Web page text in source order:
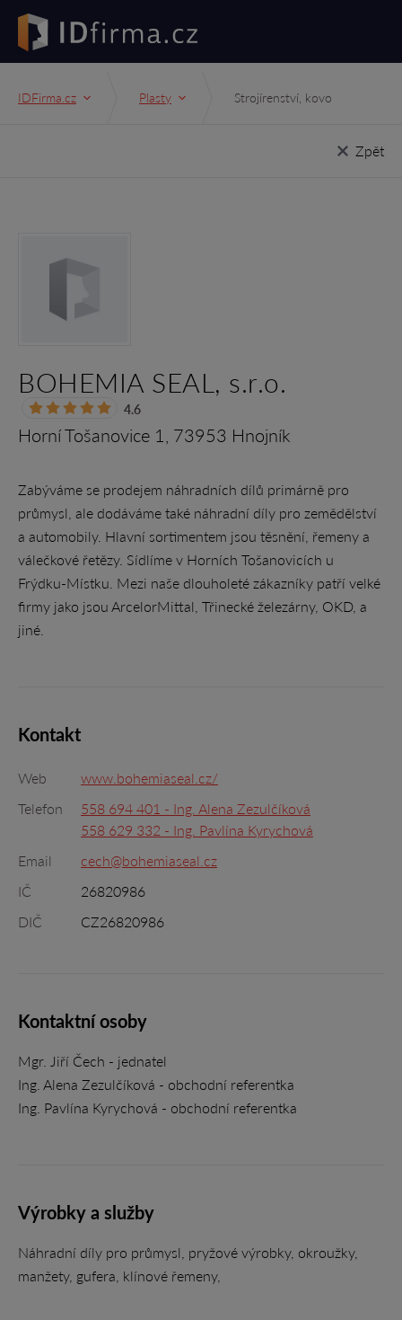
IDFirma.cz Plasty Strojírenství, kovo
Zpět
BOHEMIA SEAL, s.r.o.
4.6
Horní Tošanovice 1, 73953 Hnojník
Zabýváme se prodejem náhradních dílů primárně pro
průmysl, ale dodáváme také náhradní díly pro zemědělství
a automobily. Hlavní sortimentem jsou těsnění, řemeny a
válečkové řetězy. Sídlíme v Horních Tošanovicích u
Frýdku-Místku. Mezi naše dlouholeté zákazníky patří velké
firmy jako jsou ArcelorMittal, Třinecké železárny, OKD, a
jiné.
Kontakt
Web
www.bohemiaseal.cz/
Telefon
558 694 401 - Ing. Alena Zezulčíková
558 629 332 - Ing. Pavlína Kyrychová
Email
cech@bohemiaseal.cz
IČ
26820986
DIČ
CZ26820986
Kontaktní osoby
Mgr. Jiří Čech - jednatel
Ing. Alena Zezulčíková - obchodní referentka
Ing. Pavlína Kyrychová - obchodní referentka
Výrobky a služby
Náhradní díly pro průmysl, pryžové výrobky, okroužky,
manžety, gufera, klínové řemeny,